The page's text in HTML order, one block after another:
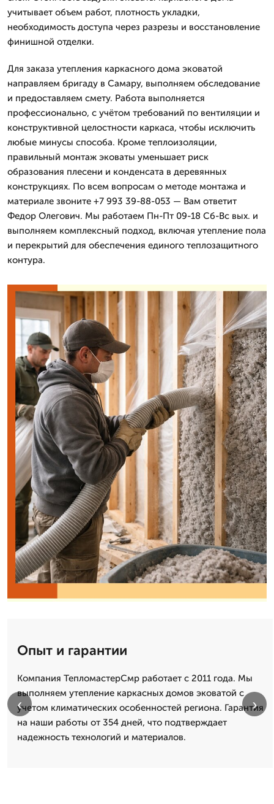
учитывает объем работ, плотность укладки,
необходимость доступа через разрезы и восстановление
финишной отделки.
Для заказа утепления каркасного дома эковатой
направляем бригаду в Самару, выполняем обследование
и предоставляем смету. Работа выполняется
профессионально, с учётом требований по вентиляции и
конструктивной целостности каркаса, чтобы исключить
любые минусы способа. Кроме теплоизоляции,
правильный монтаж эковаты уменьшает риск
образования плесени и конденсата в деревянных
конструкциях. По всем вопросам о методе монтажа и
материале звоните +7 993 39-88-053 — Вам ответит
Федор Олегович. Мы работаем Пн-Пт 09-18 Сб-Вс вых. и
выполняем комплексный подход, включая утепление пола
и перекрытий для обеспечения единого теплозащитного
контура.
Опыт и гарантии
Компания ТепломастерСмр работает с 2011 года. Мы
выполняем утепление каркасных домов эковатой с
учетом климатических особенностей региона. Гарантия
на наши работы от 354 дней, что подтверждает
надежность технологий и материалов.
‹ ›